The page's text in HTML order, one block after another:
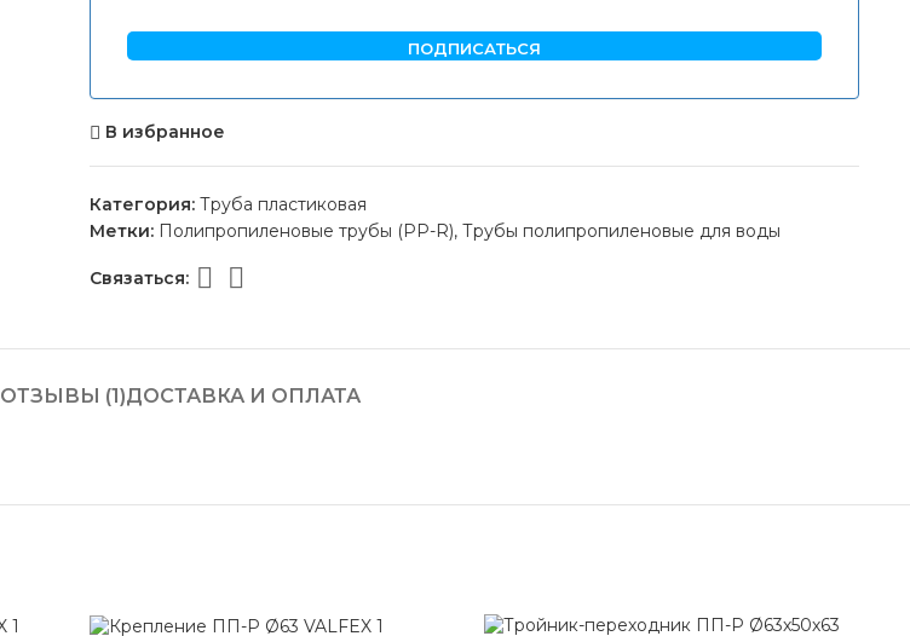
ПОДПИСАТЬСЯ
В избранное
Категория: Труба пластиковая
Метки: Полипропиленовые трубы (PP-R), Трубы полипропиленовые для воды
Связаться:
ОТЗЫВЫ (1)ДОСТАВКА И ОПЛАТА